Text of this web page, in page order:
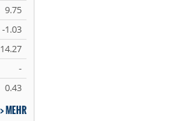
9.75
-1.03
14.27
-
0.43
MEHR